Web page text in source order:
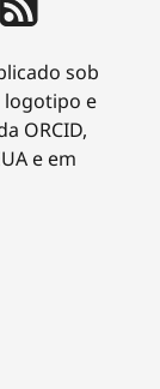
sob
logotipo e
ORCID,
e em